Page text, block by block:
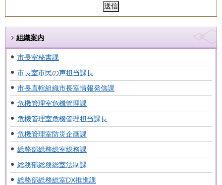
組織案内
市長室秘書課
市長室市民の声担当課長
市長直轄組織市長室情報発信課
危機管理室危機管理課
危機管理室危機管理担当課長
危機管理室防災企画課
総務部総務総室総務課
総務部総務総室法制課
総務部総務総室DX推進課